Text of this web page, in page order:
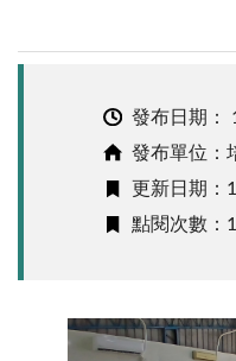
發布日期：
發布單位：
更新日期：
點閱次數：